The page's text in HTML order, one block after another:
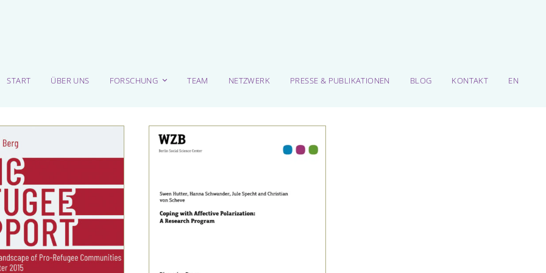
START ÜBER UNS FORSCHUNG TEAM NETZWERK PRESSE & PUBLIKATIONEN BLOG KONTAKT EN